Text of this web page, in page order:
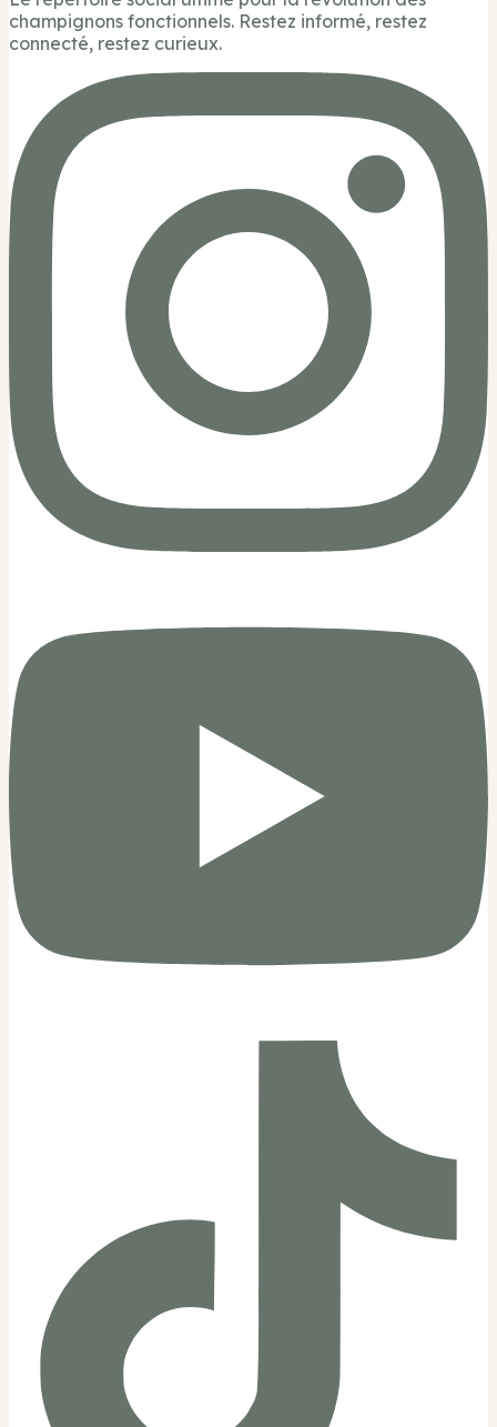
champignons fonctionnels. Restez informé, restez
connecté, restez curieux.